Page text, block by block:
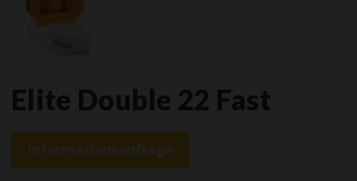
Elite Double 22 Fast
Informationsanfrage